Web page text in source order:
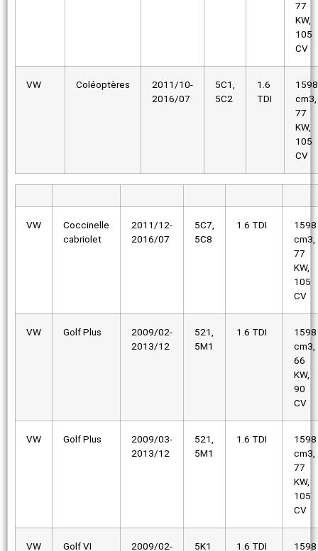
77
KW,
105
CV
VW Coléoptères
2011/10-
2016/07
5C1,
5C2
1.6
TDI
1598
cm3,
77
KW,
105
CV
VW
Coccinelle
cabriolet
2011/12-
2016/07
5C7,
5C8
1.6 TDI
1598
cm3,
77
KW,
105
CV
VW Golf Plus
2009/02-
2013/12
521,
5M1
1.6 TDI
1598
cm3,
66
KW,
90
CV
VW Golf Plus
2009/03-
2013/12
521,
5M1
1.6 TDI
1598
cm3,
77
KW,
105
CV
VW Golf VI
2009/02-
5K1 1.6 TDI
1598